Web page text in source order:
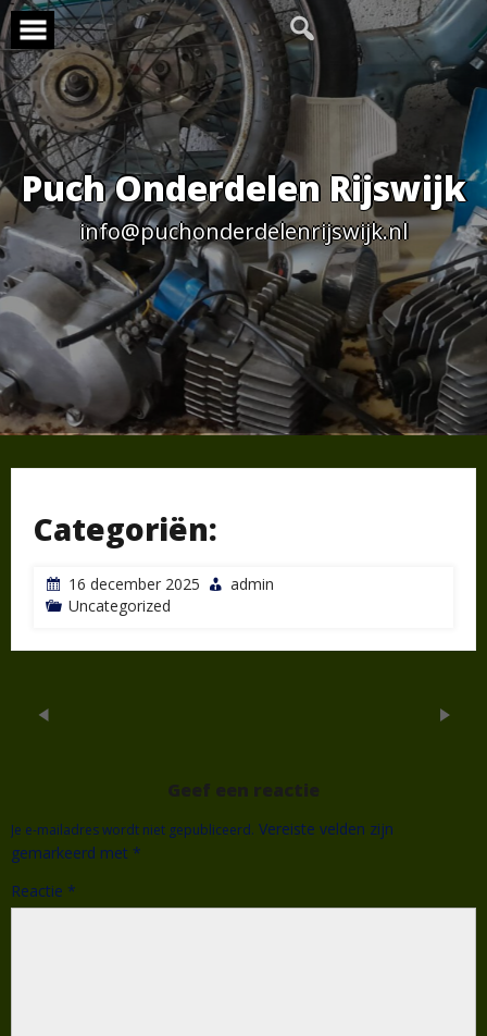
Skip
to
content
Puch Onderdelen Rijswijk
info@puchonderdelenrijswijk.nl
Categoriën:
16 december 2025
admin
Uncategorized
Geef een reactie
Je e-mailadres wordt niet gepubliceerd. Vereiste velden zijn
gemarkeerd met *
Reactie *